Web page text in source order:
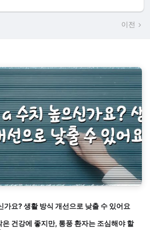
이전
가요? 생활 방식 개선으로 낮출 수 있어요
은 건강에 좋지만, 통풍 환자는 조심해야 할